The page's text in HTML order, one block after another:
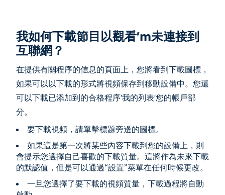
我如何下載節目以觀看'm未連接到
互聯網？
在提供有關程序的信息的頁面上，您將看到下載圖標，
如果可以以下載的形式將視頻保存到移動設備中。您還
可以下載已添加到的合格程序'我的列表'您的帳戶部
分。
要下載視頻，請單擊標題旁邊的圖標。
如果這是第一次將某些內容下載到您的設備上，則
會提示您選擇自己喜歡的下載質量。這將作為未來下載
的默認值，但是可以通過“設置”菜單在任何時候更改。
一旦您選擇了要下載的視頻質量，下載過程將自動